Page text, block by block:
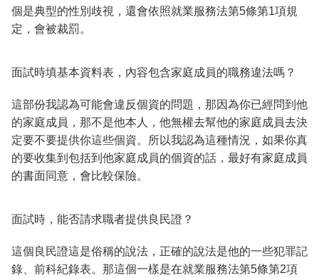
個是典型的性別歧視，還會依照就業服務法第5條第1項規
定，會被裁罰。
面試時填基本資料表，內容包含家庭成員的職務違法嗎？
這部份我認為可能會違反個資的問題，那因為你已經問到他
的家庭成員，那不是他本人，他無權去幫他的家庭成員去決
定要不要提供你這些個資。所以我認為這種情況，如果你真
的要收集到包括到他家庭成員的個資的話，最好有家庭成員
的書面同意，會比較保險。
面試時，能否請求職者提供良民證？
這個良民證這是俗稱的說法，正確的說法是他的一些犯罪記
錄、前科紀錄表。那這個一樣是在就業服務法第5條第2項